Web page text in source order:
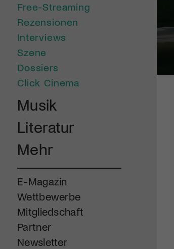
Free-Streaming
Rezensionen
Interviews
Szene
Dossiers
Click Cinema
Musik
Literatur
Mehr
E-Magazin
Wettbewerbe
Mitgliedschaft
Partner
Newsletter